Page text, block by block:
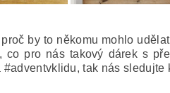
by to někomu mohlo
pro nás takový dárek s
tak nás